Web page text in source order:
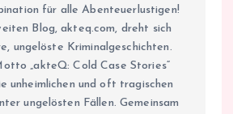
für alle Abenteuerlustigen!
Blog, akteq.com, dreht sich
ungelöste Kriminalgeschichten.
„akteQ: Cold Case Stories“
unheimlichen und oft tragischen
ungelösten Fällen. Gemeinsam